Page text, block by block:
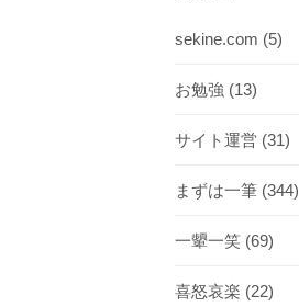
sekine.com (5)
お勉強 (13)
サイト運営 (31)
まずは一筆 (344)
一顰一笑 (69)
喜怒哀楽 (22)